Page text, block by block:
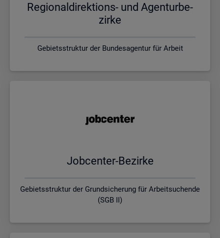
Re­gio­nal­di­rek­ti­ons- und Agen­tur­be­
zir­ke
Gebietsstruktur der Bundesagentur für Arbeit
Job­cen­ter-Be­zir­ke
Gebietsstruktur der Grundsicherung für Arbeitsuchende
(SGB II)